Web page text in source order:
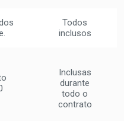
Todos
inclusos
Inclusas
durante
todo o
contrato